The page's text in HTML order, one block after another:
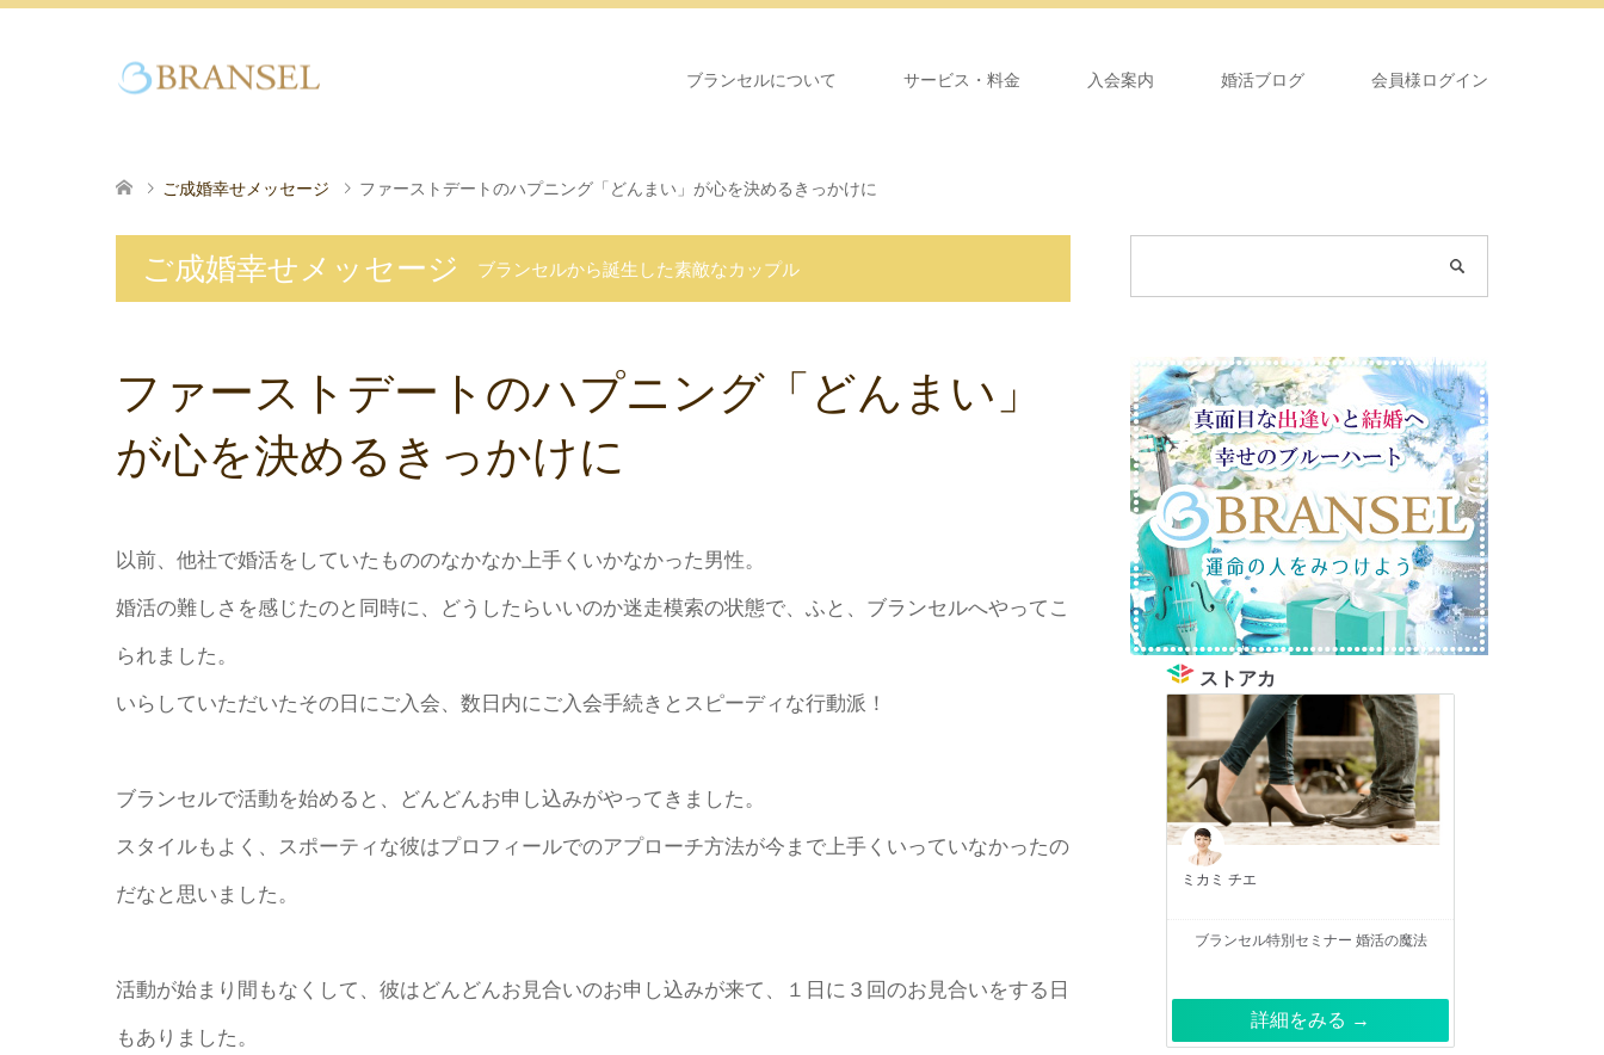
ブランセルについて サービス・料金 入会案内 婚活ブログ 会員様ログイン
ご成婚幸せメッセージ ファーストデートのハプニング「どんまい」が心を決めるきっかけに
ご成婚幸せメッセージ ブランセルから誕生した素敵なカップル
ファーストデートのハプニング「どんまい」
が心を決めるきっかけに
以前、他社で婚活をしていたもののなかなか上手くいかなかった男性。
婚活の難しさを感じたのと同時に、どうしたらいいのか迷走模索の状態で、ふと、ブランセルへやってこ
られました。
いらしていただいたその日にご入会、数日内にご入会手続きとスピーディな行動派！
ブランセルで活動を始めると、どんどんお申し込みがやってきました。
スタイルもよく、スポーティな彼はプロフィールでのアプローチ方法が今まで上手くいっていなかったの
だなと思いました。
活動が始まり間もなくして、彼はどんどんお見合いのお申し込みが来て、１日に３回のお見合いをする日
もありました。
ストアカ
ミカミ チエ
ブランセル特別セミナー 婚活の魔法
詳細をみる →